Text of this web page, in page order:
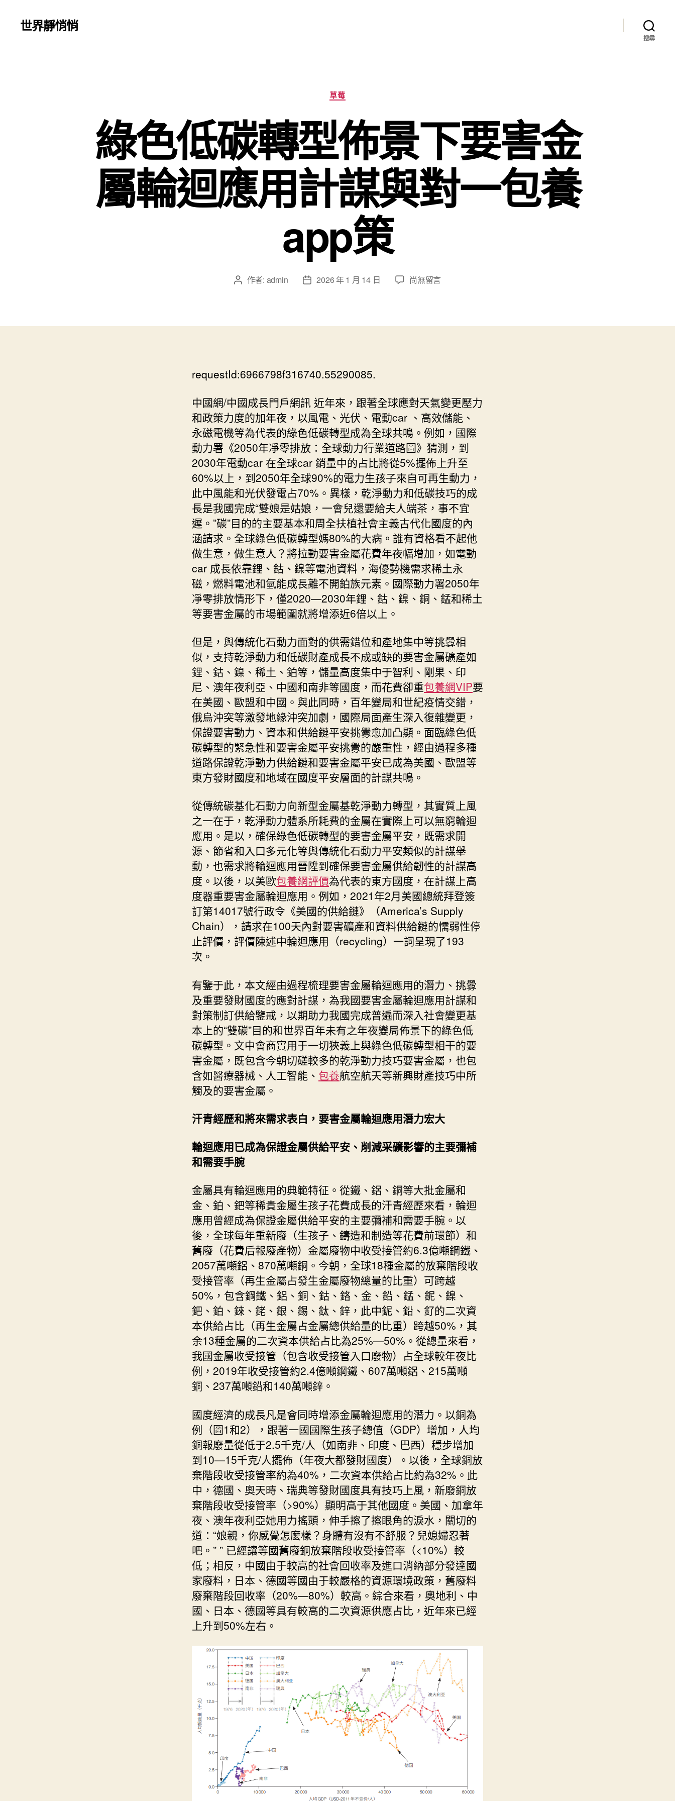
世界靜悄悄
搜尋
分
類
草莓
綠色低碳轉型佈景下要害金
屬輪迴應用計謀與對一包養
app策
文 作者: admin
文
日
2026 年 1 月 14 日
在
碳
要
害
金
屬
輪
迴
應
用
計
謀
與
對
一
包
養
app
策〉
中
尚無留言
requestId:6966798f316740.55290085.
中國網/中國成長門戶網訊 近年來，跟著全球應對天氣變更壓力
和政策力度的加年夜，以風電、光伏、電動car 、高效儲能、
永磁電機等為代表的綠色低碳轉型成為全球共鳴。例如，國際
動力署《2050年凈零排放：全球動力行業道路圖》猜測，到
2030年電動car 在全球car 銷量中的占比將從5%擺佈上升至
60%以上，到2050年全球90%的電力生孩子來自可再生動力，
此中風能和光伏發電占70%。異樣，乾淨動力和低碳技巧的成
長是我國完成“雙娘是姑娘，一會兒還要給夫人端茶，事不宜
遲。”碳”目的的主要基本和周全扶植社會主義古代化國度的內
涵請求。全球綠色低碳轉型媽80%的大病。誰有資格看不起他
做生意，做生意人？將拉動要害金屬花費年夜幅增加，如電動
car 成長依靠鋰、鈷、鎳等電池資料，海優勢機需求稀土永
磁，燃料電池和氫能成長離不開鉑族元素。國際動力署2050年
凈零排放情形下，僅2020—2030年鋰、鈷、鎳、銅、錳和稀土
等要害金屬的市場範圍就將增添近6倍以上。
但是，與傳統化石動力面對的供需錯位和產地集中等挑釁相
似，支持乾淨動力和低碳財產成長不成或缺的要害金屬礦產如
鋰、鈷、鎳、稀土、鉑等，儲量高度集中于智利、剛果、印
尼、澳年夜利亞、中國和南非等國度，而花費卻重包養網VIP要
在美國、歐盟和中國。與此同時，百年變局和世紀疫情交錯，
俄烏沖突等激發地緣沖突加劇，國際局面產生深入復雜變更，
保證要害動力、資本和供給鏈平安挑釁愈加凸顯。面臨綠色低
碳轉型的緊急性和要害金屬平安挑釁的嚴重性，經由過程多種
道路保證乾淨動力供給鏈和要害金屬平安已成為美國、歐盟等
東方發財國度和地域在國度平安層面的計謀共鳴。
從傳統碳基化石動力向新型金屬基乾淨動力轉型，其實質上風
之一在于，乾淨動力體系所耗費的金屬在實際上可以無窮輪迴
應用。是以，確保綠色低碳轉型的要害金屬平安，既需求開
源、節省和入口多元化等與傳統化石動力平安類似的計謀舉
動，也需求將輪迴應用晉陞到確保要害金屬供給韌性的計謀高
度。以後，以美歐包養網評價為代表的東方國度，在計謀上高
度器重要害金屬輪迴應用。例如，2021年2月美國總統拜登簽
訂第14017號行政令《美國的供給鏈》（America’s Supply
Chain），請求在100天內對要害礦產和資料供給鏈的懦弱性停
止評價，評價陳述中輪迴應用（recycling）一詞呈現了193
次。
有鑒于此，本文經由過程梳理要害金屬輪迴應用的潛力、挑釁
及重要發財國度的應對計謀，為我國要害金屬輪迴應用計謀和
對策制訂供給鑒戒，以期助力我國完成普遍而深入社會變更基
本上的“雙碳”目的和世界百年未有之年夜變局佈景下的綠色低
碳轉型。文中會商實用于一切狹義上與綠色低碳轉型相干的要
害金屬，既包含今朝切磋較多的乾淨動力技巧要害金屬，也包
含如醫療器械、人工智能、 包養航空航天等新興財產技巧中所
觸及的要害金屬。
汗青經歷和將來需求表白，要害金屬輪迴應用潛力宏大
輪迴應用已成為保證金屬供給平安、削減采礦影響的主要彌補
和需要手腕
金屬具有輪迴應用的典範特征。從鐵、鋁、銅等大批金屬和
金、鉑、鈀等稀貴金屬生孩子花費成長的汗青經歷來看，輪迴
應用曾經成為保證金屬供給平安的主要彌補和需要手腕。以
後，全球每年重新廢（生孩子、鑄造和制造等花費前環節）和
舊廢（花費后報廢產物）金屬廢物中收受接管約6.3億噸鋼鐵、
2057萬噸鋁、870萬噸銅。今朝，全球18種金屬的放棄階段收
受接管率（再生金屬占發生金屬廢物總量的比重）可跨越
50%，包含鋼鐵、鋁、銅、鈷、鉻、金、鉛、錳、鈮、鎳、
鈀、鉑、錸、銠、銀、錫、鈦、鋅，此中鈮、鉛、釕的二次資
本供給占比（再生金屬占金屬總供給量的比重）跨越50%，其
余13種金屬的二次資本供給占比為25%—50%。從總量來看，
我國金屬收受接管（包含收受接管入口廢物）占全球較年夜比
例，2019年收受接管約2.4億噸鋼鐵、607萬噸鋁、215萬噸
銅、237萬噸鉛和140萬噸鋅。
國度經濟的成長凡是會同時增添金屬輪迴應用的潛力。以銅為
例（圖1和2），跟著一國國際生孩子總值（GDP）增加，人均
銅報廢量從低于2.5千克/人（如南非、印度、巴西）穩步增加
到10—15千克/人擺佈（年夜大都發財國度）。以後，全球銅放
棄階段收受接管率約為40%，二次資本供給占比約為32%。此
中，德國、奧天時、瑞典等發財國度具有技巧上風，新廢銅放
棄階段收受接管率（>90%）顯明高于其他國度。美國、加拿年
夜、澳年夜利亞她用力搖頭，伸手擦了擦眼角的淚水，關切的
道：“娘親，你感覺怎麼樣？身體有沒有不舒服？兒媳婦忍著
吧。” ” 已經讓等國舊廢銅放棄階段收受接管率（<10%）較
低；相反，中國由于較高的社會回收率及進口消納部分發達國
家廢料，日本、德國等國由于較嚴格的資源環境政策，舊廢料
廢棄階段回收率（20%—80%）較高。綜合來看，奧地利、中
國、日本、德國等具有較高的二次資源供應占比，近年來已經
上升到50%左右。